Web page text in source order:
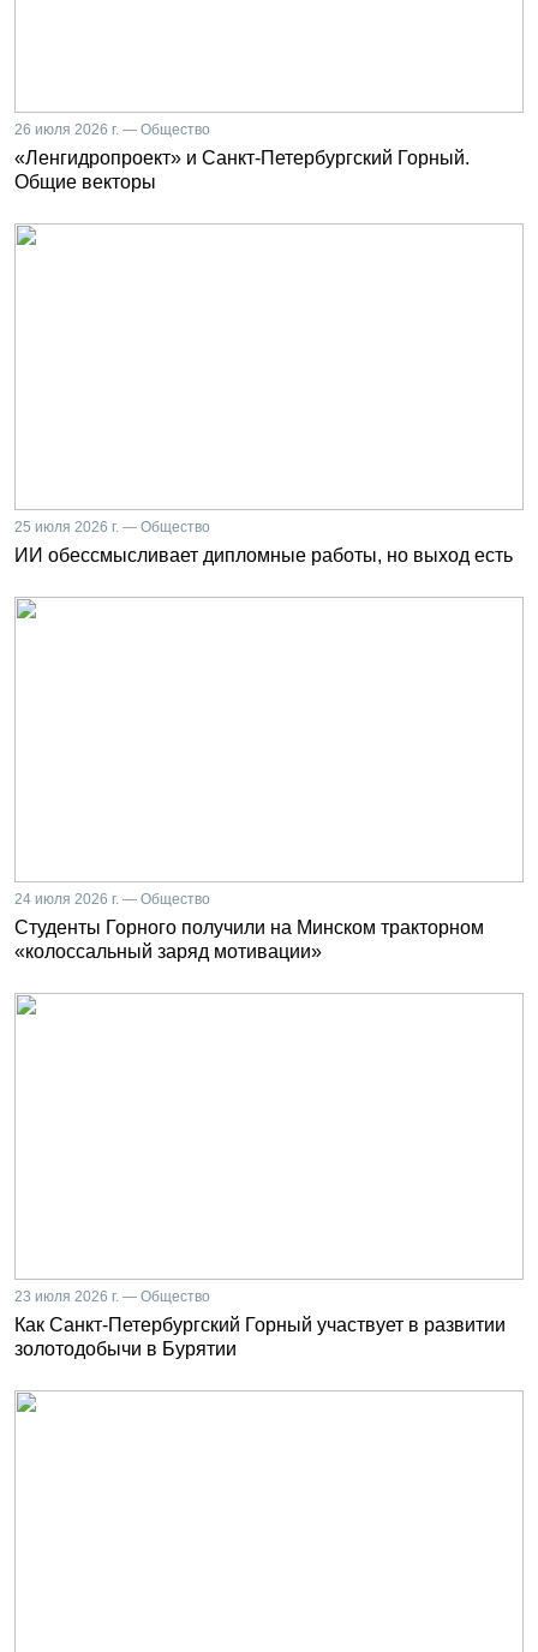
26 июля 2026 г. — Общество
«Ленгидропроект» и Санкт-Петербургский Горный.
Общие векторы
25 июля 2026 г. — Общество
ИИ обессмысливает дипломные работы, но выход есть
24 июля 2026 г. — Общество
Студенты Горного получили на Минском тракторном
«колоссальный заряд мотивации»
23 июля 2026 г. — Общество
Как Санкт-Петербургский Горный участвует в развитии
золотодобычи в Бурятии